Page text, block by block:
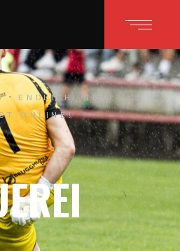
ENDLICH: NEUE
ONLINE!